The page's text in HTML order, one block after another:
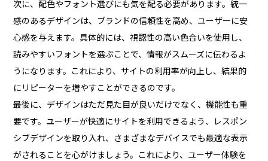
次に、配色やフォント選びにも気を配る必要があります。統一
感のあるデザインは、ブランドの信頼性を高め、ユーザーに安
心感を与えます。具体的には、視認性の高い色合いを使用し、
読みやすいフォントを選ぶことで、情報がスムーズに伝わるよ
うになります。これにより、サイトの利用率が向上し、結果的
にリピーターを増やすことができるのです。
最後に、デザインはただ見た目が良いだけでなく、機能性も重
要です。ユーザーが快適にサイトを利用できるよう、レスポン
シブデザインを取り入れ、さまざまなデバイスでも最適な表示
がされることを心がけましょう。これにより、ユーザー体験を